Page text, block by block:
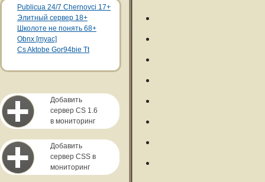
Publicua 24/7 Chernovci 17+
Элитный сервер 18+
Школоте не понять 68+
Obnx [myac]
Cs Aktobe Gor94bie Tt
Добавить
сервер CS 1.6
в мониторинг
Добавить
сервер CSS в
мониторинг